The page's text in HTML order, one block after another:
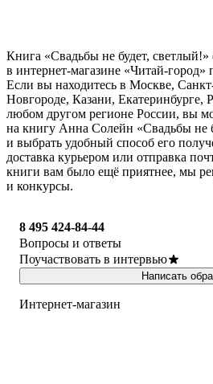
Книга «Свадьбы не будет, светлый!»
в интернет-магазине «Читай-город»
Если вы находитесь в Москве,
Новгороде, Казани, Екатеринбурге,
любом другом регионе России, вы
на книгу Анна Солейн «Свадьбы не
и выбрать удобный способ его
доставка курьером или отправка
книги вам было ещё приятнее, мы
и конкурсы.
8 495 424-84-44
Вопросы и ответы
Поучаствовать в интервью
Написать
Интернет-магазин